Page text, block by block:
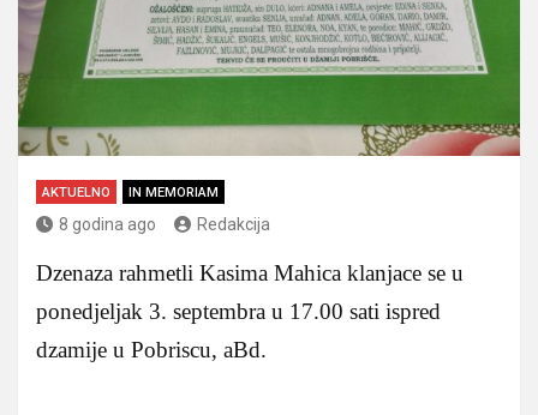
AKTUELNO IN MEMORIAM
8 godina ago Redakcija
Dzenaza rahmetli Kasima Mahica klanjace se u
ponedjeljak 3. septembra u 17.00 sati ispred
dzamije u Pobriscu, aBd.